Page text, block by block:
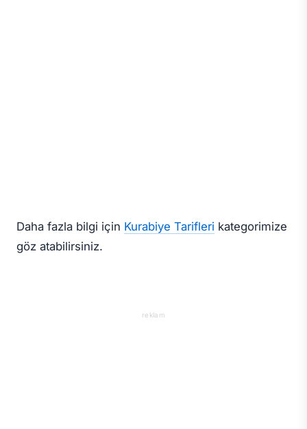
Daha fazla bilgi için Kurabiye Tarifleri kategorimize
göz atabilirsiniz.
reklam